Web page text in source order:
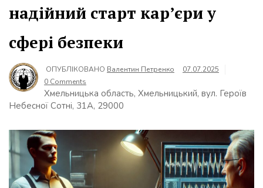
надійний старт кар’єри у
сфері безпеки
ОПУБЛІКОВАНО Валентин Петренко
07.07.2025
0 Comments
Хмельницька область, Хмельницький, вул. Героїв
Небесної Сотні, 31А, 29000